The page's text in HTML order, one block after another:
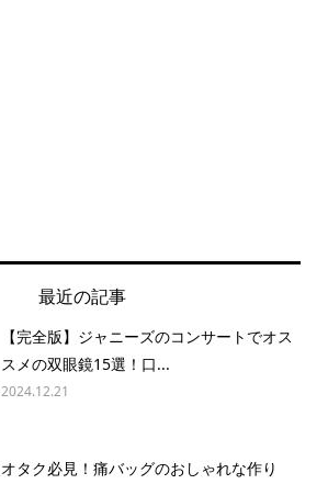
最近の記事
【完全版】ジャニーズのコンサートでオス
スメの双眼鏡15選！口...
2024.12.21
オタク必見！痛バッグのおしゃれな作り